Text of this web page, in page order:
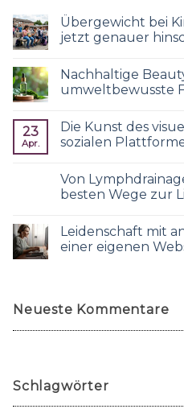
Übergewicht bei
jetzt genauer
Nachhaltige
umweltbewusste
23
Apr.
Die Kunst des
sozialen
Von
besten Wege zur
Leidenschaft mit
einer eigenen
Neueste Kommentare
Schlagwörter